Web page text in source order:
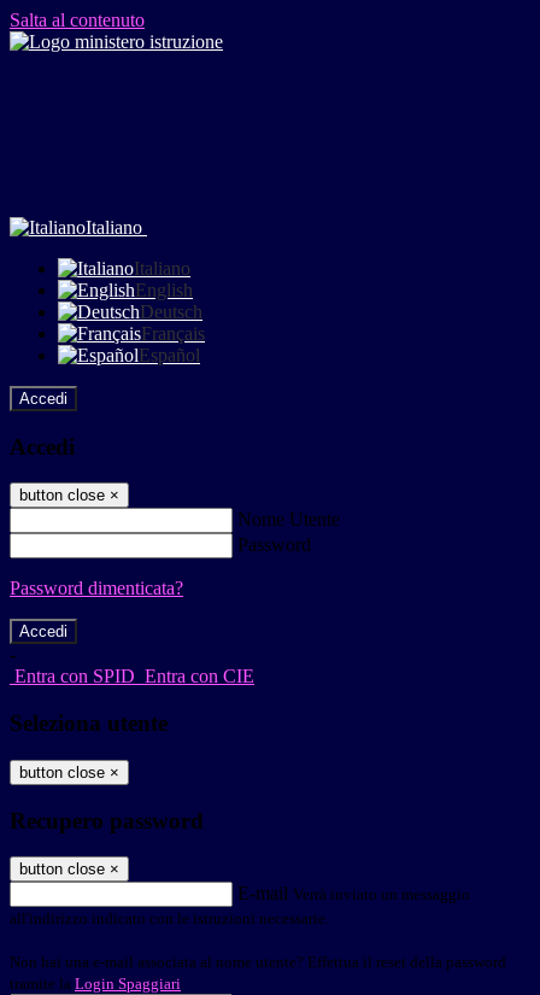
Salta al contenuto
Italiano
Italiano
English
Deutsch
Français
Español
Accedi
Accedi
button close ×
Nome Utente
Password
Password dimenticata?
-
Entra con SPID Entra con CIE
Seleziona utente
button close ×
Recupero password
button close ×
E-mail Verrà inviato un messaggio
all'indirizzo indicato con le istruzioni necessarie.
Non hai una e-mail associata al nome utente? Effettua il reset della password
tramite la Login Spaggiari